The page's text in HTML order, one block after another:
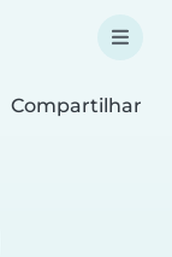
Compartilhar